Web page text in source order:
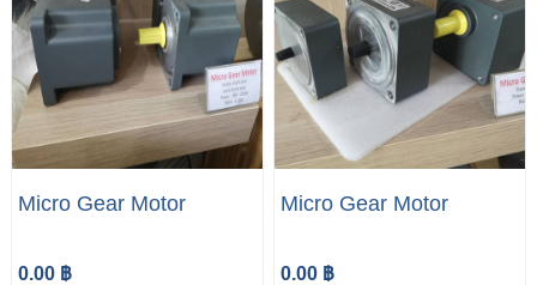
Micro Gear Motor
0.00 ฿
Micro Gear Motor
0.00 ฿